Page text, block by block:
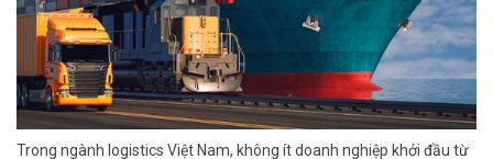
Trong ngành logistics Việt Nam, không ít doanh nghiệp khởi đầu từ